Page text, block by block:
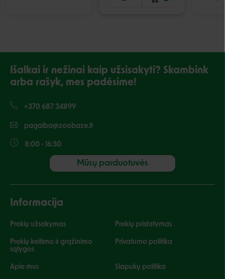
Išalkai ir nežinai kaip užsisakyti? Skambink
arba rašyk, mes padėsime!
+370 687 34899
pagalba@zoobaze.lt
8:00 - 16:30
Mūsų parduotuvės
Informacija
Prekių užsakymas Prekių pristatymas
Prekių keitimo ir grąžinimo
sąlygos
Privatumo politika
Apie mus Slapukų politika